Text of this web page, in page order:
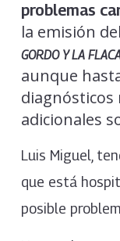
problemas
la emisión
GORDO Y LA
aunque
diagnósticos
adicionales
Luis Miguel,
que está
posible